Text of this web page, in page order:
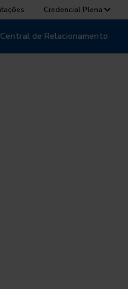
Credencial Plena
Central de Relacionamento